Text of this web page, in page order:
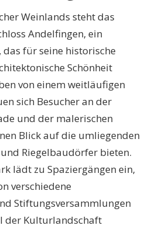
Weinlands steht das
Andelfingen, ein
das für seine historische
Schönheit
von einem weitläufigen
sich Besucher an der
und der malerischen
Blick auf die umliegenden
Riegelbaudörfer bieten.
lädt zu Spaziergängen ein,
verschiedene
Stiftungsversammlungen
der Kulturlandschaft